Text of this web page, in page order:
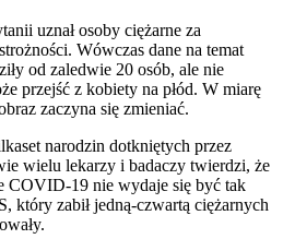
uznał osoby ciężarne za
Wówczas dane na temat
od zaledwie 20 osób, ale nie
przejść z kobiety na płód. W miarę
zaczyna się zmieniać.
narodzin dotkniętych przez
wielu lekarzy i badaczy twierdzi, że
COVID-19 nie wydaje się być tak
który zabił jedną-czwartą ciężarnych